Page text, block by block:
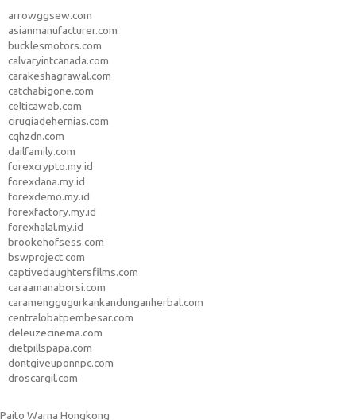
arrowggsew.com
asianmanufacturer.com
bucklesmotors.com
calvaryintcanada.com
carakeshagrawal.com
catchabigone.com
celticaweb.com
cirugiadehernias.com
cqhzdn.com
dailfamily.com
forexcrypto.my.id
forexdana.my.id
forexdemo.my.id
forexfactory.my.id
forexhalal.my.id
brookehofsess.com
bswproject.com
captivedaughtersfilms.com
caraamanaborsi.com
caramenggugurkankandunganherbal.com
centralobatpembesar.com
deleuzecinema.com
dietpillspapa.com
dontgiveuponnpc.com
droscargil.com
Paito Warna Hongkong